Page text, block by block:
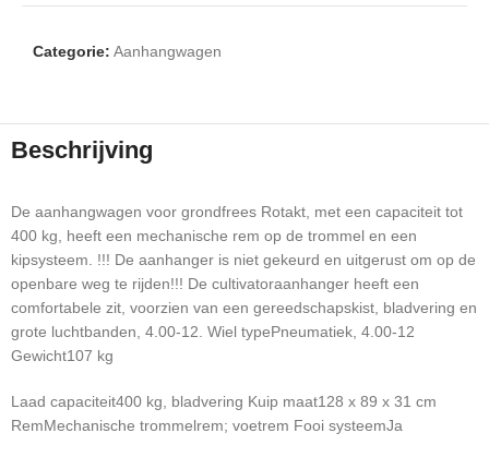
Categorie: Aanhangwagen
Beschrijving
De aanhangwagen voor grondfrees Rotakt, met een capaciteit tot
400 kg, heeft een mechanische rem op de trommel en een
kipsysteem. !!! De aanhanger is niet gekeurd en uitgerust om op de
openbare weg te rijden!!! De cultivatoraanhanger heeft een
comfortabele zit, voorzien van een gereedschapskist, bladvering en
grote luchtbanden, 4.00-12. Wiel typePneumatiek, 4.00-12
Gewicht107 kg
Laad capaciteit400 kg, bladvering Kuip maat128 x 89 x 31 cm
RemMechanische trommelrem; voetrem Fooi systeemJa